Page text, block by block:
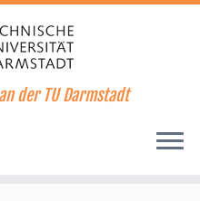
der TU Darmstadt